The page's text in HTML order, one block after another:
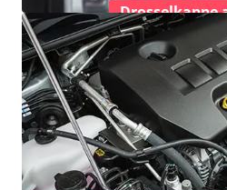
Drosselkappe